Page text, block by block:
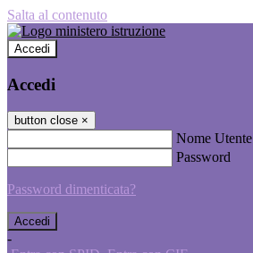
Salta al contenuto
Accedi
Accedi
button close ×
Nome Utente
Password
Password dimenticata?
-